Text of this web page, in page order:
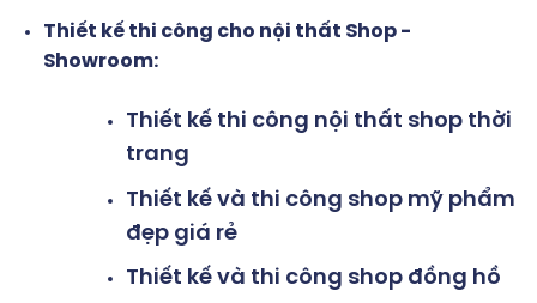
Thiết kế thi công cho nội thất Shop -
Showroom:
Thiết kế thi công nội thất shop thời
trang
Thiết kế và thi công shop mỹ phẩm
đẹp giá rẻ
Thiết kế và thi công shop đồng hồ